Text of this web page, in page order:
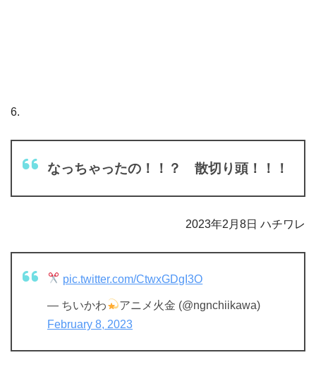
6.
なっちゃったの！！？ 散切り頭！！！
2023年2月8日 ハチワレ
pic.twitter.com/CtwxGDgI3O
— ちいかわ
アニメ火金 (@ngnchiikawa)
February 8, 2023